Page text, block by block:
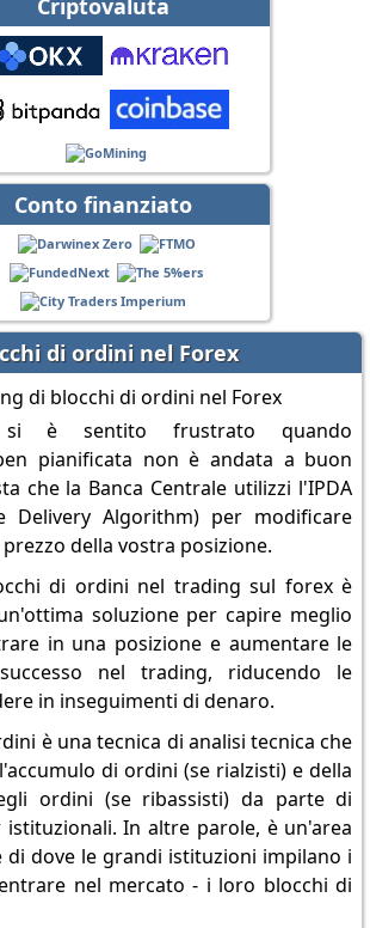
Criptovaluta
Conto finanziato
di ordini nel Forex
è sentito frustrato quando
pianificata non è andata a buon
che la Banca Centrale utilizzi l'IPDA
Delivery Algorithm) per modificare
della vostra posizione.
di ordini nel trading sul forex è
soluzione per capire meglio
in una posizione e aumentare le
nel trading, riducendo le
in inseguimenti di denaro.
è una tecnica di analisi tecnica che
di ordini (se rialzisti) e della
ordini (se ribassisti) da parte di
istituzionali. In altre parole, è un'area
di dove le grandi istituzioni impilano i
nel mercato - i loro blocchi di